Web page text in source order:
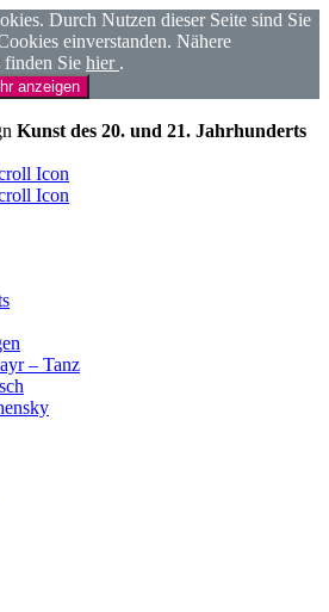
Durch Nutzen dieser Seite sind Sie
einverstanden. Nähere
Sie hier .
anzeigen
Kunst des 20. und 21. Jahrhunderts
– Tanz